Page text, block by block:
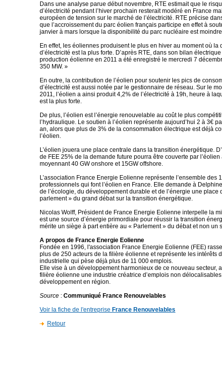
Dans une analyse parue début novembre, RTE estimait que le
d’électricité pendant l’hiver prochain resterait modéré en France
européen de tension sur le marché de l’électricité. RTE précise
que l’accroissement du parc éolien français participe en effet à
janvier à mars lorsque la disponibilité du parc nucléaire est
En effet, les éoliennes produisent le plus en hiver au moment où la
d’électricité est la plus forte. D’après RTE, dans son bilan
production éolienne en 2011 a été enregistré le mercredi 7
350 MW. »
En outre, la contribution de l’éolien pour soutenir les pics de
d’électricité est aussi notée par le gestionnaire de réseau. Sur le
2011, l’éolien a ainsi produit 4,2% de l’électricité à 19h, heure à
est la plus forte.
De plus, l’éolien est l’énergie renouvelable au coût le plus
l’hydraulique. Le soutien à l’éolien représente aujourd’hui 2 à 3€
an, alors que plus de 3% de la consommation électrique est déjà
l’éolien.
L’éolien jouera une place centrale dans la transition énergétique.
de FEE 25% de la demande future pourra être couverte par l’éolien
moyennant 40 GW onshore et 15GW offshore.
L’association France Energie Eolienne représente l’ensemble des
professionnels qui font l’éolien en France. Elle demande à
de l’écologie, du développement durable et de l’énergie une place
parlement » du grand débat sur la transition énergétique.
Nicolas Wolff, Président de France Energie Eolienne interpelle la
est une source d’énergie primordiale pour réussir la transition
mérite un siège à part entière au « Parlement » du débat et non un
A propos de France Energie Eolienne
Fondée en 1996, l'association France Energie Eolienne (FEE)
plus de 250 acteurs de la filière éolienne et représente les intérêts
industrielle qui pèse déjà plus de 11 000 emplois.
Elle vise à un développement harmonieux de ce nouveau secteur,
filière éolienne une industrie créatrice d’emplois non
développement en région.
Source : Communiqué France Renouvelables
Voir la fiche de l'entreprise France Renouvelables
Retour